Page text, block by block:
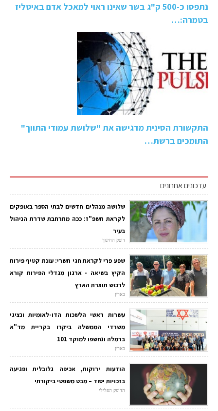
נתפסו כ-500 ק"ג בשר שאינו ראוי למאכל אדם באיטליז
בטמרה:…
התקשורת הסינית מדגישה את "שלושת עמודי התווך"
התומכים ברשת…
עדכונים אחרונים
שלושה מנהלים חדשים לבתי הספר באופקים
לקראת תשפ"ז: ככה מתרחבת שדרת הניהול
בעיר
דופק החינוך
שפע פרי לקראת חגי תשרי: עונת קטיף פירות
הקיץ בשיאה - ארגון מגדלי הפירות קורא
לרכוש תוצרת הארץ
בארץ
עשרות ראשי הלשכות הדו-לאומיות ונציגי
משרדי הממשלה ביקרו בקריית מד"א
ברמלה ונחשפו למוקד 101
בארץ
הודעות ירוקות, אכיפה גלובלית ופגיעה
בזכויות יסוד – מבט משפטי ביקורתי
הדופק הפלילי